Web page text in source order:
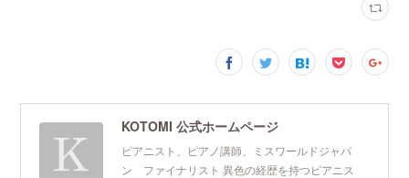
KOTOMI 公式ホームページ
ピアニスト、ピアノ講師、ミスワールドジャパ
ン ファイナリスト 異色の経歴を持つピアニス